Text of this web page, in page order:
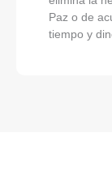
Paz o de
tiempo y